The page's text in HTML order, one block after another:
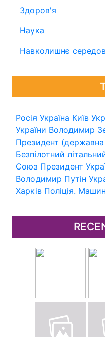
Здоров'я
Наука
Навколишнє
Росія Україна Київ
України Володимир
Президент
Безпілотний
Союз Президент
Володимир Путін
Харків Поліція.